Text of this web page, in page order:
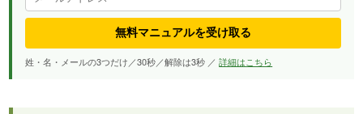
無料マニュアルを受け取る
姓・名・メールの3つだけ／30秒／解除は3秒 ／詳細はこちら